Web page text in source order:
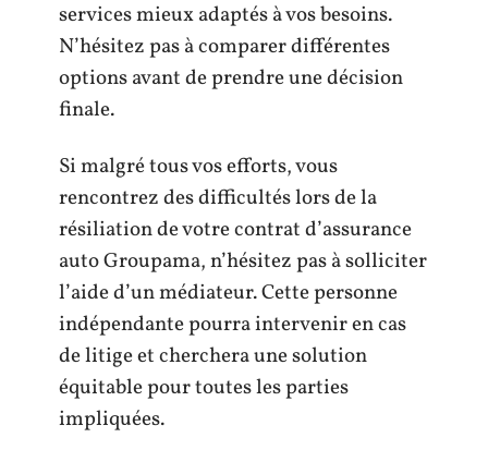
services mieux adaptés à vos besoins.
N’hésitez pas à comparer différentes
options avant de prendre une décision
finale.
Si malgré tous vos efforts, vous
rencontrez des difficultés lors de la
résiliation de votre contrat d’assurance
auto Groupama, n’hésitez pas à solliciter
l’aide d’un médiateur. Cette personne
indépendante pourra intervenir en cas
de litige et cherchera une solution
équitable pour toutes les parties
impliquées.